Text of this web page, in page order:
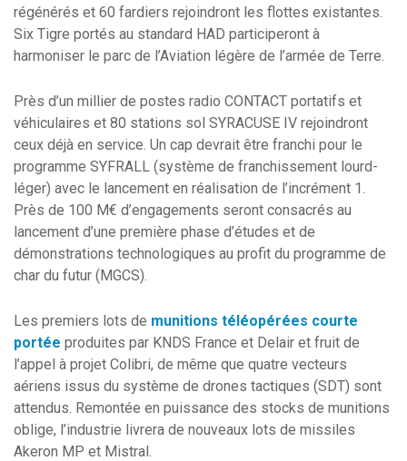
régénérés et 60 fardiers rejoindront les flottes existantes.
Six Tigre portés au standard HAD participeront à
harmoniser le parc de l’Aviation légère de l’armée de Terre.
Près d’un millier de postes radio CONTACT portatifs et
véhiculaires et 80 stations sol SYRACUSE IV rejoindront
ceux déjà en service. Un cap devrait être franchi pour le
programme SYFRALL (système de franchissement lourd-
léger) avec le lancement en réalisation de l’incrément 1.
Près de 100 M€ d’engagements seront consacrés au
lancement d’une première phase d’études et de
démonstrations technologiques au profit du programme de
char du futur (MGCS).
Les premiers lots de munitions téléopérées courte
portée produites par KNDS France et Delair et fruit de
l’appel à projet Colibri, de même que quatre vecteurs
aériens issus du système de drones tactiques (SDT) sont
attendus. Remontée en puissance des stocks de munitions
oblige, l’industrie livrera de nouveaux lots de missiles
Akeron MP et Mistral.